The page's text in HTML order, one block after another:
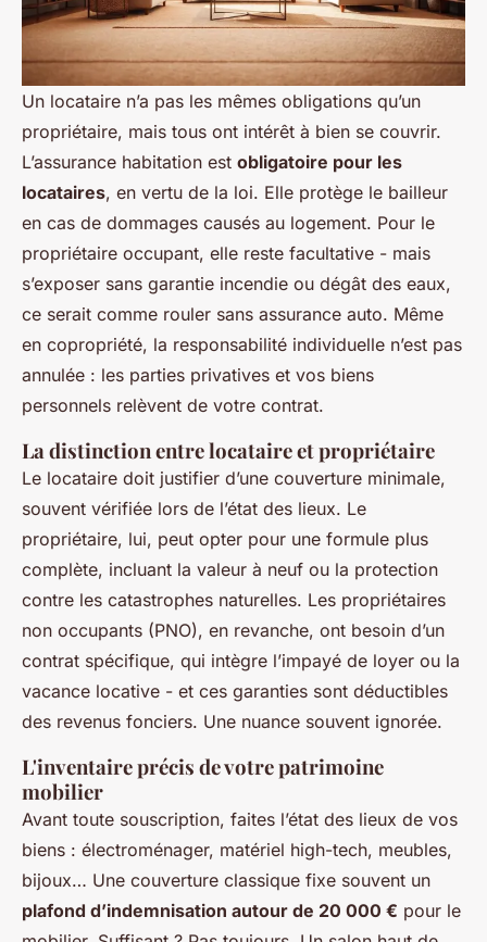
Un locataire n’a pas les mêmes obligations qu’un
propriétaire, mais tous ont intérêt à bien se couvrir.
L’assurance habitation est obligatoire pour les
locataires, en vertu de la loi. Elle protège le bailleur
en cas de dommages causés au logement. Pour le
propriétaire occupant, elle reste facultative - mais
s’exposer sans garantie incendie ou dégât des eaux,
ce serait comme rouler sans assurance auto. Même
en copropriété, la responsabilité individuelle n’est pas
annulée : les parties privatives et vos biens
personnels relèvent de votre contrat.
La distinction entre locataire et propriétaire
Le locataire doit justifier d’une couverture minimale,
souvent vérifiée lors de l’état des lieux. Le
propriétaire, lui, peut opter pour une formule plus
complète, incluant la valeur à neuf ou la protection
contre les catastrophes naturelles. Les propriétaires
non occupants (PNO), en revanche, ont besoin d’un
contrat spécifique, qui intègre l’impayé de loyer ou la
vacance locative - et ces garanties sont déductibles
des revenus fonciers. Une nuance souvent ignorée.
L'inventaire précis de votre patrimoine
mobilier
Avant toute souscription, faites l’état des lieux de vos
biens : électroménager, matériel high-tech, meubles,
bijoux… Une couverture classique fixe souvent un
plafond d’indemnisation autour de 20 000 € pour le